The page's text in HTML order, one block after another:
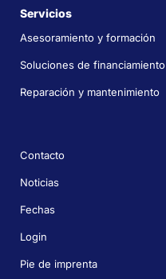
Servicios
Asesoramiento y formación
Soluciones de financiamiento
Reparación y mantenimiento
Contacto
Noticias
Fechas
Login
Pie de imprenta